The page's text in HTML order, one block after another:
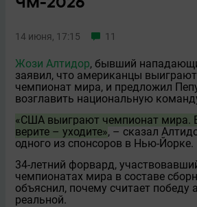
14 июня, 17:15 11
Жози Алтидор, бывший
заявил, что американцы
чемпионат мира, и предложил
возглавить национальную
«США выиграют чемпионат мира.
верите – уходите», – сказал
одного из спонсоров в Нью-Йорке.
34-летний форвард,
чемпионатах мира в составе
объяснил, почему считает победу
реальной.